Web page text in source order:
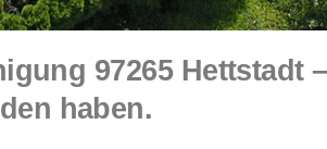
97265 Hettstadt
haben.